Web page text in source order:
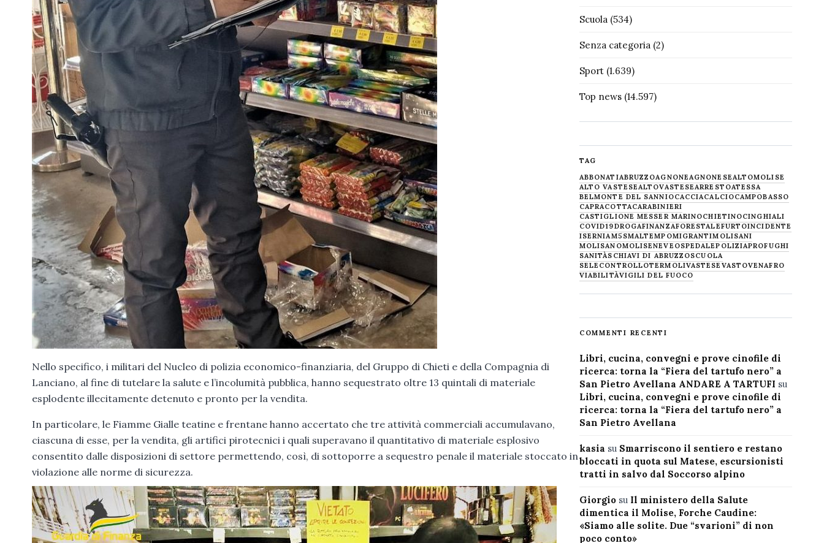
Nello specifico, i militari del Nucleo di polizia economico-finanziaria, del Gruppo di Chieti e della Compagnia di
Lanciano, al fine di tutelare la salute e l’incolumità pubblica, hanno sequestrato oltre 13 quintali di materiale
esplodente illecitamente detenuto e pronto per la vendita.
In particolare, le Fiamme Gialle teatine e frentane hanno accertato che tre attività commerciali accumulavano,
ciascuna di esse, per la vendita, gli artifici pirotecnici i quali superavano il quantitativo di materiale esplosivo
consentito dalle disposizioni di settore permettendo, così, di sottoporre a sequestro penale il materiale stoccato in
violazione alle norme di sicurezza.
Scuola(534)
Senza categoria(2)
Sport(1.639)
Top news(14.597)
TAG
ABBONATIABRUZZOAGNONEAGNONESEALTOMOLISE
ALTO VASTESEALTOVASTESEARRESTOATESSA
BELMONTE DEL SANNIOCACCIACALCIOCAMPOBASSO
CAPRACOTTACARABINIERI
CASTIGLIONE MESSER MARINOCHIETINOCINGHIALI
COVID19DROGAFINANZAFORESTALEFURTOINCIDENTE
ISERNIAM5SMALTEMPOMIGRANTIMOLISANI
MOLISANOMOLISENEVE OSPEDALEPOLIZIAPROFUGHI
SANITÀSCHIAVI DI ABRUZZOSCUOLA
SELECONTROLLOTERMOLIVASTESE VASTOVENAFRO
VIABILITÀVIGILI DEL FUOCO
COMMENTI RECENTI
Libri, cucina, convegni e prove cinofile di
ricerca: torna la “Fiera del tartufo nero” a
San Pietro Avellana ANDARE A TARTUFI su
Libri, cucina, convegni e prove cinofile di
ricerca: torna la “Fiera del tartufo nero” a
San Pietro Avellana
kasia su Smarriscono il sentiero e restano
bloccati in quota sul Matese, escursionisti
tratti in salvo dal Soccorso alpino
Giorgiosu Il ministero della Salute
dimentica il Molise, Forche Caudine:
«Siamo alle solite. Due “svarioni” di non
poco conto»